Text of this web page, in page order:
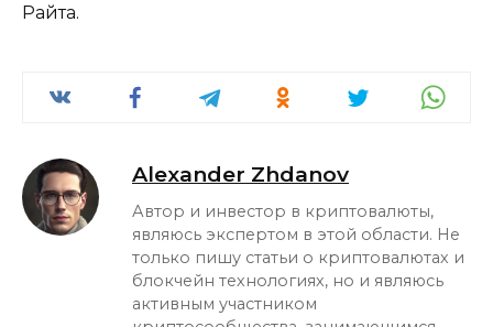
Райта.
Alexander Zhdanov
Автор и инвестор в криптовалюты,
являюсь экспертом в этой области. Не
только пишу статьи о криптовалютах и
блокчейн технологиях, но и являюсь
активным участником